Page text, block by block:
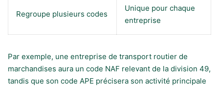
Regroupe plusieurs codes
Unique pour chaque
entreprise
Par exemple, une entreprise de transport routier de
marchandises aura un code NAF relevant de la division 49,
tandis que son code APE précisera son activité principale